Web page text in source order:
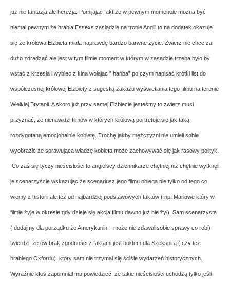
już nie fantazja ale herezja. Pomijając fakt że w pewnym momencie można być
niemal pewnym że hrabia Essexs zasiądzie na tronie Anglii to na dodatek okazuje
się że królowa Elżbieta miała naprawdę bardzo barwne życie. Zwierz nie chce za
dużo zdradzać ale jest w tym filmie moment w którym w zasadzie trzeba było by
wstać z krzesła i wybiec z kina wołając ” hańba” po czym napisać krótki list do
współczesnej królowej Elżbiety z sugestią zakazu wyświetlania tego filmu na terenie
Wielkiej Brytanii. A skoro już przy samej Elżbiecie jesteśmy to zwierz musi
przyznać, że nienawidzi filmów w których królową portretuje się jak taką
rozdygotaną emocjonalnie kobietę. Trochę jakby mężczyźni nie umieli sobie
wyobrazić że sprawująca władzę kobieta może zachowywać się jak rasowy polityk.
Co zaś się tyczy nieścisłości to angielscy dziennikarze chętniej niż chętnie wytknęli
je scenarzyście wskazując że scenariusz jego filmu obiega nie tylko od tego co
wiemy z historii ale też od najbardziej podstawowych faktów ( np. Marlowe który w
filmie żyje w okresie gdy dzieje się akcja filmu dawno już nie żył). Sam scenarzysta
( dodajmy dla porządku że Amerykanin – może nie zdawał sobie sprawy co robi)
twierdzi, że ów brak zgodności z faktami jest hołdem dla Szekspira ( czy też
hrabiego Oxfordu) który sam nie trzymał się ściśle wydarzeń historycznych.
Wyraźnie ktoś zapomniał mu powiedzieć, że takie nieścisłości uchodzą tylko jeśli